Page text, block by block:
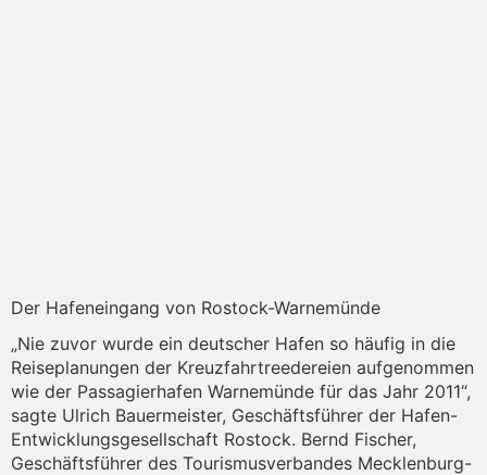
Der Hafeneingang von Rostock-Warnemünde
„Nie zuvor wurde ein deutscher Hafen so häufig in die
Reiseplanungen der Kreuzfahrtreedereien aufgenommen
wie der Passagierhafen Warnemünde für das Jahr 2011“,
sagte Ulrich Bauermeister, Geschäftsführer der Hafen-
Entwicklungsgesellschaft Rostock. Bernd Fischer,
Geschäftsführer des Tourismusverbandes Mecklenburg-